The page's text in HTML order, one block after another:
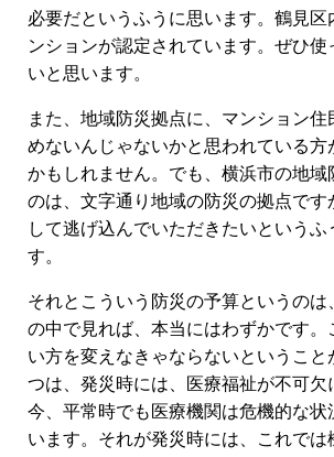
必要だというふうに思います。鶴見区
ンションが認定されています。ぜひ使
いと思います。
また、地域防災拠点に、マンション住
めないんじゃないかと思われている方
かもしれません。でも、横浜市の地域
のは、文字通り地域の防災の拠点です
して逃げ込んでいただきたいというふ
す。
それとこういう防災の予算というのは
の中で見れば、本当にはわずかです。
い方を変えなきゃならないということ
つは、発災時には、医療福祉が不可欠
今、平常時でも医療機関は危機的な状
います。それが発災時には、これでは